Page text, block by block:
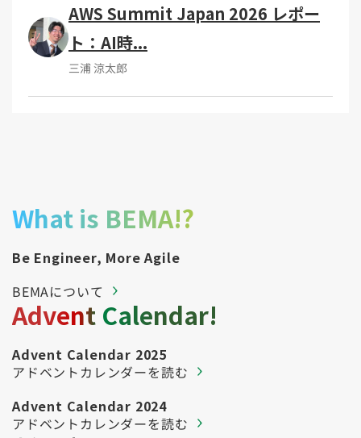
AWS Summit Japan 2026 レポー
ト：AI時...
三浦 涼太郎
What is BEMA!?
Be Engineer, More Agile
BEMAについて
Advent Calendar!
Advent Calendar 2025
アドベントカレンダーを読む
Advent Calendar 2024
アドベントカレンダーを読む